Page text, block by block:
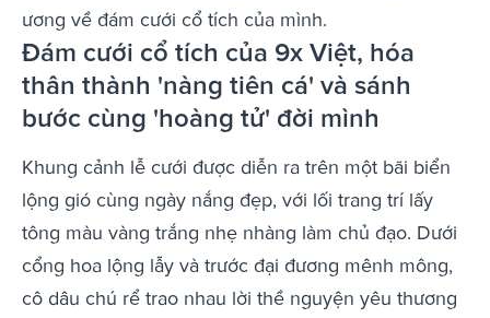
ương về đám cưới cổ tích của mình.
Đám cưới cổ tích của 9x Việt, hóa
thân thành 'nàng tiên cá' và sánh
bước cùng 'hoàng tử' đời mình
Khung cảnh lễ cưới được diễn ra trên một bãi biển
lộng gió cùng ngày nắng đẹp, với lối trang trí lấy
tông màu vàng trắng nhẹ nhàng làm chủ đạo. Dưới
cổng hoa lộng lẫy và trước đại đương mênh mông,
cô dâu chú rể trao nhau lời thề nguyện yêu thương